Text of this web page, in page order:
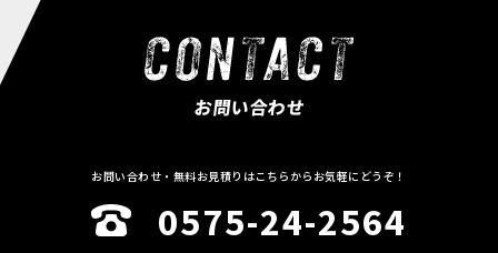
お問い合わせ
お問い合わせ・無料お見積りはこちらからお気軽にどうぞ！
0575-24-2564